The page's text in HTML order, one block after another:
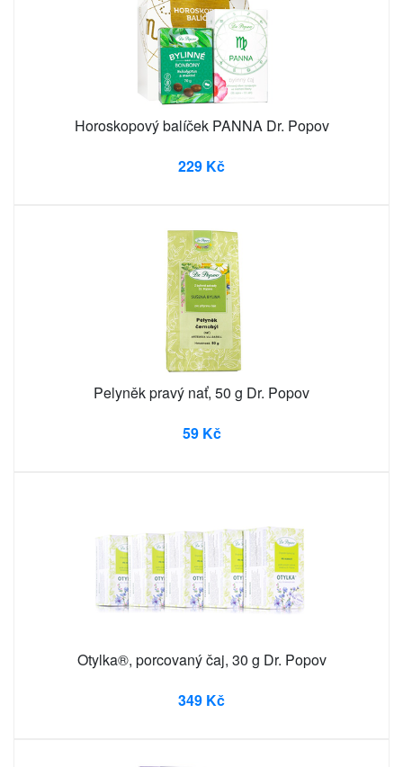
Horoskopový balíček PANNA Dr. Popov
229 Kč
Pelyněk pravý nať, 50 g Dr. Popov
59 Kč
Otylka®, porcovaný čaj, 30 g Dr. Popov
349 Kč